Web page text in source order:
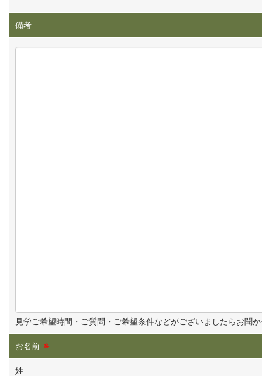
備考
見学ご希望時間・ご質問・ご希望条件などがございましたらお聞
お名前 ※
姓